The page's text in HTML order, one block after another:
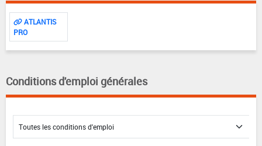
ATLANTIS
PRO
Conditions d'emploi générales